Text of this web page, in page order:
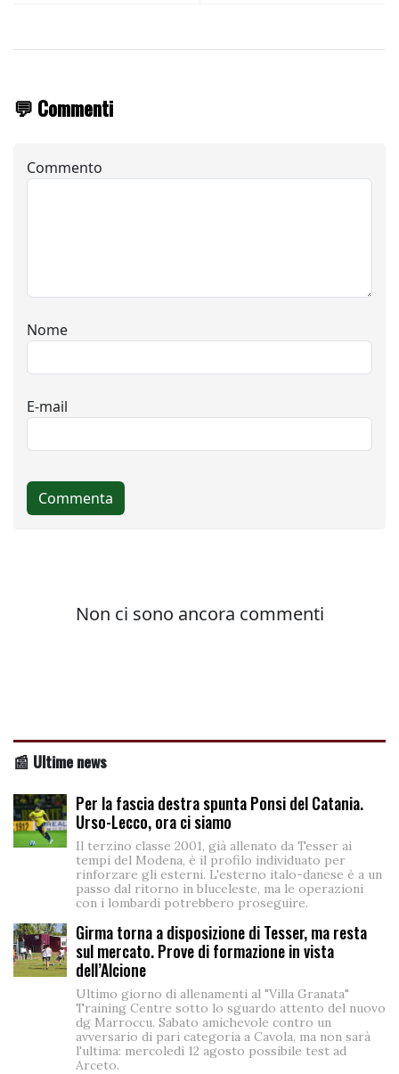
💬 Commenti
📰 Ultime news
Per la fascia destra spunta Ponsi del Catania.
Urso-Lecco, ora ci siamo
Il terzino classe 2001, già allenato da Tesser ai
tempi del Modena, è il profilo individuato per
rinforzare gli esterni. L'esterno italo-danese è a un
passo dal ritorno in bluceleste, ma le operazioni
con i lombardi potrebbero proseguire.
Girma torna a disposizione di Tesser, ma resta
sul mercato. Prove di formazione in vista
dell’Alcione
Ultimo giorno di allenamenti al "Villa Granata"
Training Centre sotto lo sguardo attento del nuovo
dg Marroccu. Sabato amichevole contro un
avversario di pari categoria a Cavola, ma non sarà
l'ultima: mercoledì 12 agosto possibile test ad
Arceto.